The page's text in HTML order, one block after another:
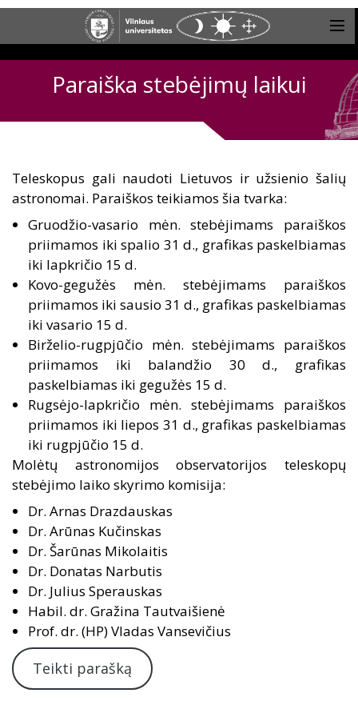
Paraiška stebėjimų laikui
Teleskopus gali naudoti Lietuvos ir užsienio šalių
astronomai. Paraiškos teikiamos šia tvarka:
Gruodžio-vasario mėn. stebėjimams paraiškos
priimamos iki spalio 31 d., grafikas paskelbiamas
iki lapkričio 15 d.
Kovo-gegužės mėn. stebėjimams paraiškos
priimamos iki sausio 31 d., grafikas paskelbiamas
iki vasario 15 d.
Birželio-rugpjūčio mėn. stebėjimams paraiškos
priimamos iki balandžio 30 d., grafikas
paskelbiamas iki gegužės 15 d.
Rugsėjo-lapkričio mėn. stebėjimams paraiškos
priimamos iki liepos 31 d., grafikas paskelbiamas
iki rugpjūčio 15 d.
Molėtų astronomijos observatorijos teleskopų
stebėjimo laiko skyrimo komisija:
Dr. Arnas Drazdauskas
Dr. Arūnas Kučinskas
Dr. Šarūnas Mikolaitis
Dr. Donatas Narbutis
Dr. Julius Sperauskas
Habil. dr. Gražina Tautvaišienė
Prof. dr. (HP) Vladas Vansevičius
Teikti parašką